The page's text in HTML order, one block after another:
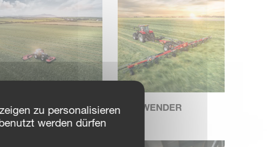
ZETTWENDER
zu personalisieren
werden dürfen